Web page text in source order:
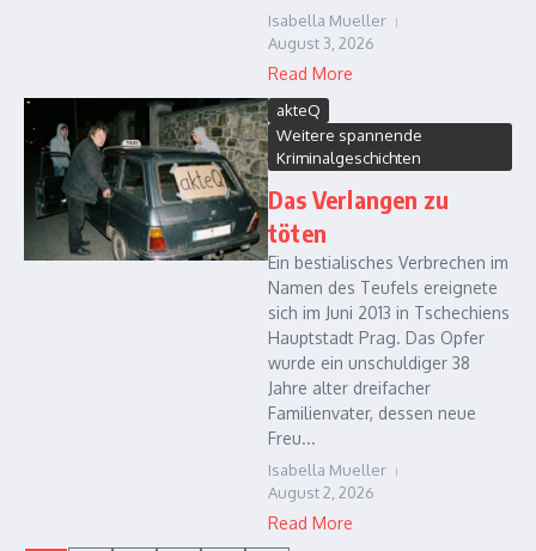
Isabella Mueller
August 3, 2026
Read More
akteQ
Weitere spannende
Kriminalgeschichten
Das Verlangen zu
töten
Ein bestialisches Verbrechen im
Namen des Teufels ereignete
sich im Juni 2013 in Tschechiens
Hauptstadt Prag. Das Opfer
wurde ein unschuldiger 38
Jahre alter dreifacher
Familienvater, dessen neue
Freu...
Isabella Mueller
August 2, 2026
Read More